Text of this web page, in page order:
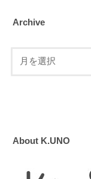
Archive
About K.UNO